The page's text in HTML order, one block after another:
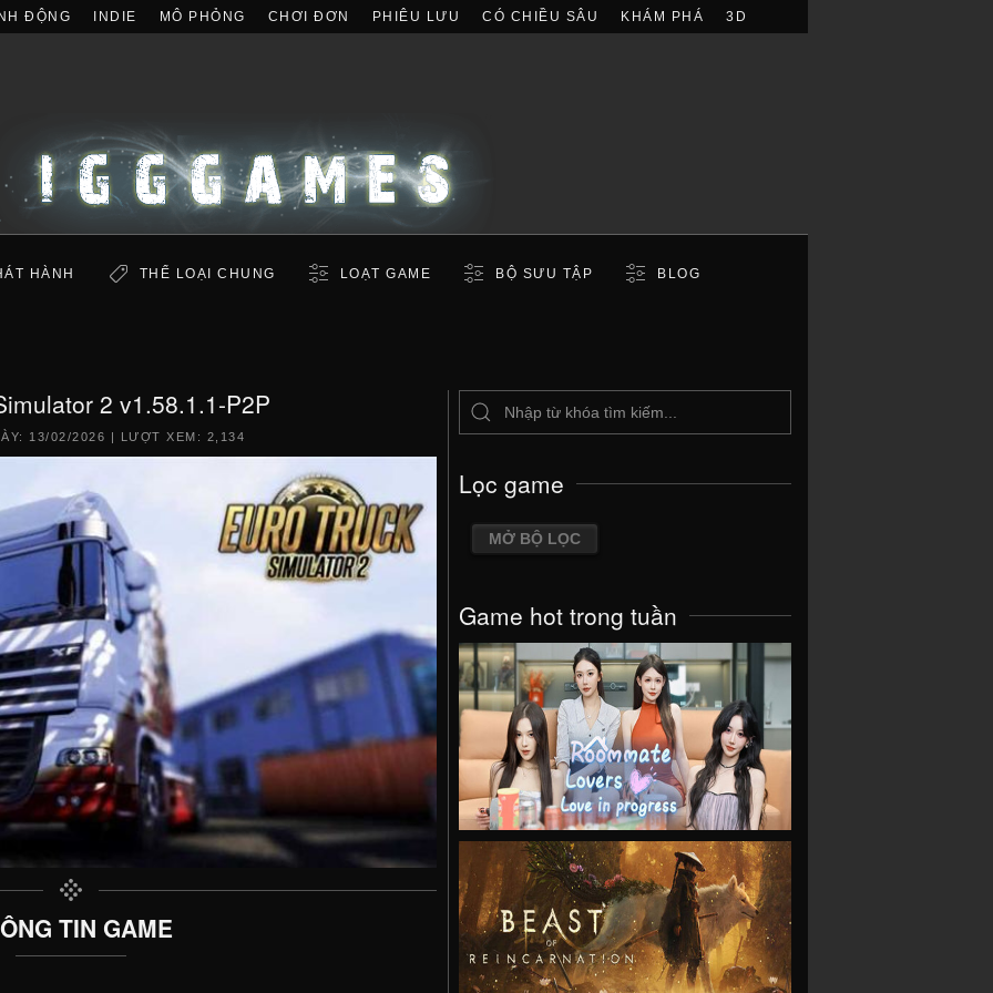
ĐỘNG INDIE MÔ PHỎNG CHƠI ĐƠN PHIÊU LƯU CÓ CHIỀU SÂU KHÁM PHÁ 3D
HÀNH THỂ LOẠI CHUNG LOẠT GAME BỘ SƯU TẬP BLOG
2 v1.58.1.1-P2P
13/02/2026 | LƯỢT XEM: 2,134
TIN GAME
Lọc game
MỞ BỘ LỌC
Game hot trong tuần
VIEW
VIEW